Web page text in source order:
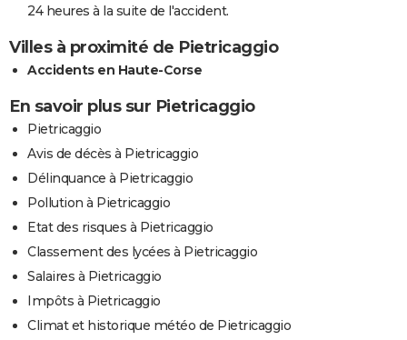
24 heures à la suite de l'accident.
Villes à proximité de Pietricaggio
Accidents en Haute-Corse
En savoir plus sur Pietricaggio
Pietricaggio
Avis de décès à Pietricaggio
Délinquance à Pietricaggio
Pollution à Pietricaggio
Etat des risques à Pietricaggio
Classement des lycées à Pietricaggio
Salaires à Pietricaggio
Impôts à Pietricaggio
Climat et historique météo de Pietricaggio